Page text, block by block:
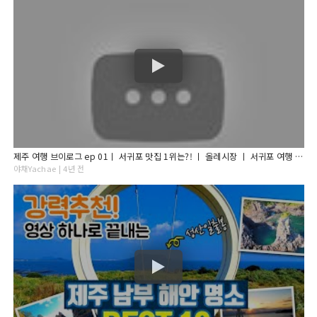
제주 여행 브이로그 ep 01ㅣ 서귀포 맛집 1위는?! ㅣ 올레시장 ㅣ 서귀포 여행 코스 ㅣ 제주여행꿀팁 ㅣ 제주맛집 ㅣ 제주카페 ㅣ 마농치킨 ㅣ 카페브이로그 ㅣ20대 초중반 코디
야채Yachae | 4년 전